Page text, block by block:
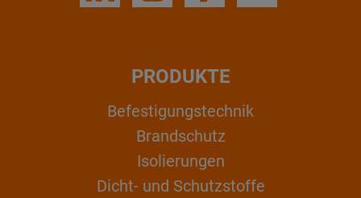
PRODUKTE
Befestigungstechnik
Brandschutz
Isolierungen
Dicht- und Schutzstoffe